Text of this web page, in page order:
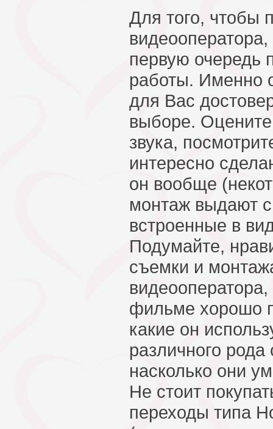
Для того, чтобы
первую очередь
работы. Именно
для Вас
выборе. Оцените
звука,
интересно
он вообще
монтаж выдают
встроенные в
Подумайте,
съемки и
видеооператора,
фильме хорошо
какие он
различного
насколько они
Не стоит
переходы типа